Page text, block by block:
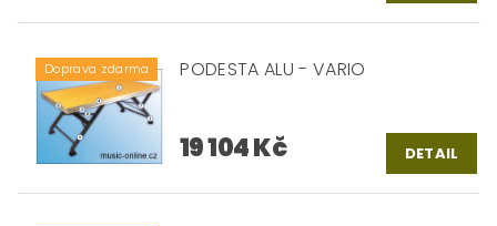
Doprava zdarma PODESTA ALU - VARIO
19 104 Kč DETAIL